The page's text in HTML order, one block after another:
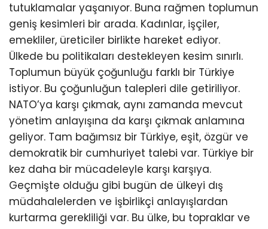
tutuklamalar yaşanıyor. Buna rağmen toplumun
geniş kesimleri bir arada. Kadınlar, işçiler,
emekliler, üreticiler birlikte hareket ediyor.
Ülkede bu politikaları destekleyen kesim sınırlı.
Toplumun büyük çoğunluğu farklı bir Türkiye
istiyor. Bu çoğunluğun talepleri dile getiriliyor.
NATO’ya karşı çıkmak, aynı zamanda mevcut
yönetim anlayışına da karşı çıkmak anlamına
geliyor. Tam bağımsız bir Türkiye, eşit, özgür ve
demokratik bir cumhuriyet talebi var. Türkiye bir
kez daha bir mücadeleyle karşı karşıya.
Geçmişte olduğu gibi bugün de ülkeyi dış
müdahalelerden ve işbirlikçi anlayışlardan
kurtarma gerekliliği var. Bu ülke, bu topraklar ve